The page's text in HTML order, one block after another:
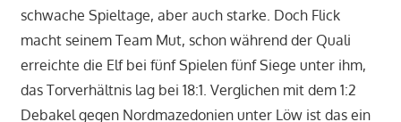
schwache Spieltage, aber auch starke. Doch Flick
macht seinem Team Mut, schon während der Quali
erreichte die Elf bei fünf Spielen fünf Siege unter ihm,
das Torverhältnis lag bei 18:1. Verglichen mit dem 1:2
Debakel gegen Nordmazedonien unter Löw ist das ein